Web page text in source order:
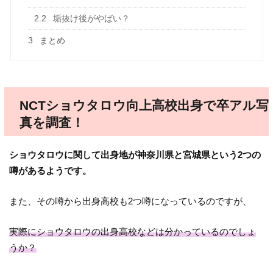
2.2 垢抜け後がやばい？
3 まとめ
NCTショウタロウ向上高校出身で卒アル写
真を調査！
ショウタロウに関して出身地が神奈川県と宮城県という2つの
噂があるようです。
また、その噂から出身高校も2つ噂になっているのですが、
実際にショウタロウの出身高校などは分かっているのでしょ
うか？